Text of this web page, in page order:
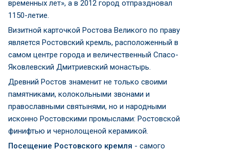
временных лет», а в 2012 город отпраздновал
1150-летие.
Визитной карточкой Ростова Великого по праву
является Ростовский кремль, расположенный в
самом центре города и величественный Спасо-
Яковлевский Дмитриевский монастырь.
Древний Ростов знаменит не только своими
памятниками, колокольными звонами и
православными святынями, но и народными
исконно Ростовскими промыслами: Ростовской
финифтью и чернолощеной керамикой.
Посещение Ростовского кремля - самого